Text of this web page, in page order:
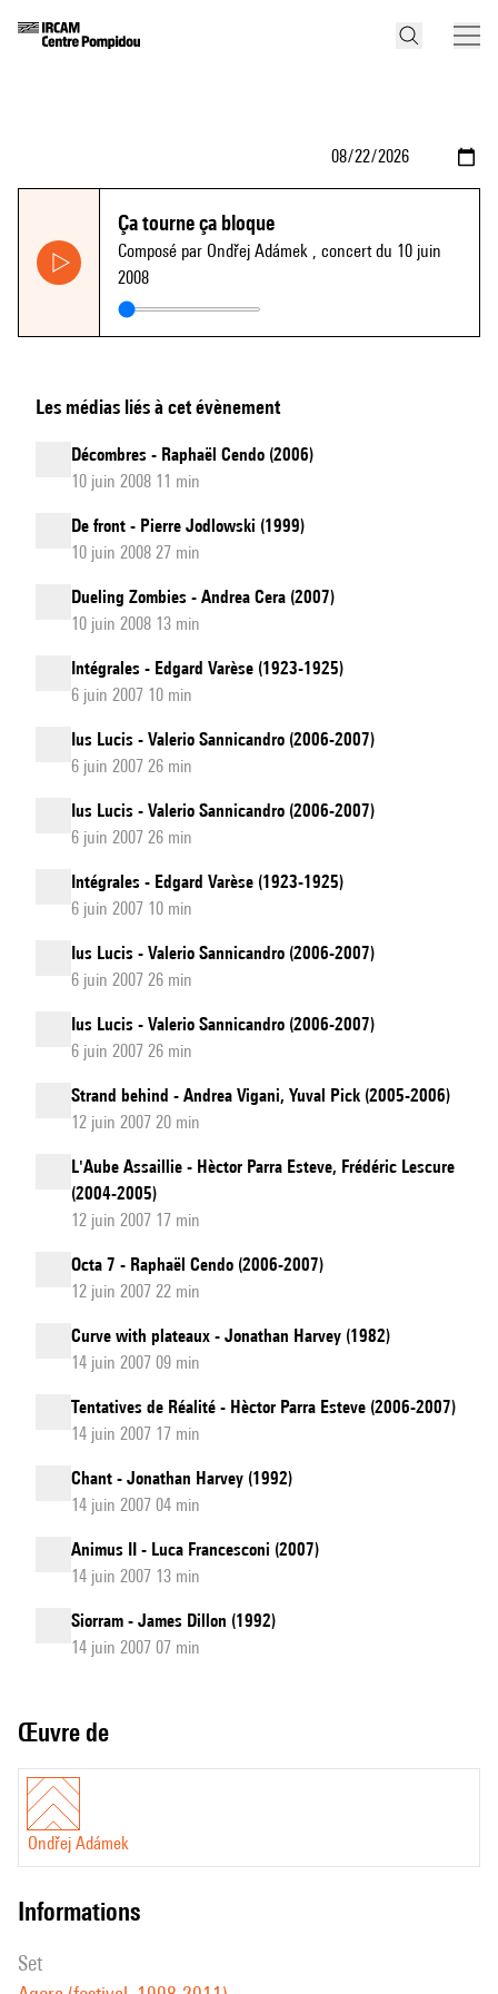
Ça tourne ça bloque
Composé par Ondřej Adámek , concert du 10 juin
2008
Les médias liés à cet évènement
Décombres - Raphaël Cendo (2006)
10 juin 2008 11 min
De front - Pierre Jodlowski (1999)
10 juin 2008 27 min
Dueling Zombies - Andrea Cera (2007)
10 juin 2008 13 min
Intégrales - Edgard Varèse (1923-1925)
6 juin 2007 10 min
Ius Lucis - Valerio Sannicandro (2006-2007)
6 juin 2007 26 min
Ius Lucis - Valerio Sannicandro (2006-2007)
6 juin 2007 26 min
Intégrales - Edgard Varèse (1923-1925)
6 juin 2007 10 min
Ius Lucis - Valerio Sannicandro (2006-2007)
6 juin 2007 26 min
Ius Lucis - Valerio Sannicandro (2006-2007)
6 juin 2007 26 min
Strand behind - Andrea Vigani, Yuval Pick (2005-2006)
12 juin 2007 20 min
L'Aube Assaillie - Hèctor Parra Esteve, Frédéric Lescure
(2004-2005)
12 juin 2007 17 min
Octa 7 - Raphaël Cendo (2006-2007)
12 juin 2007 22 min
Curve with plateaux - Jonathan Harvey (1982)
14 juin 2007 09 min
Tentatives de Réalité - Hèctor Parra Esteve (2006-2007)
14 juin 2007 17 min
Chant - Jonathan Harvey (1992)
14 juin 2007 04 min
Animus II - Luca Francesconi (2007)
14 juin 2007 13 min
Siorram - James Dillon (1992)
14 juin 2007 07 min
Œuvre de
Ondřej Adámek
informations
set